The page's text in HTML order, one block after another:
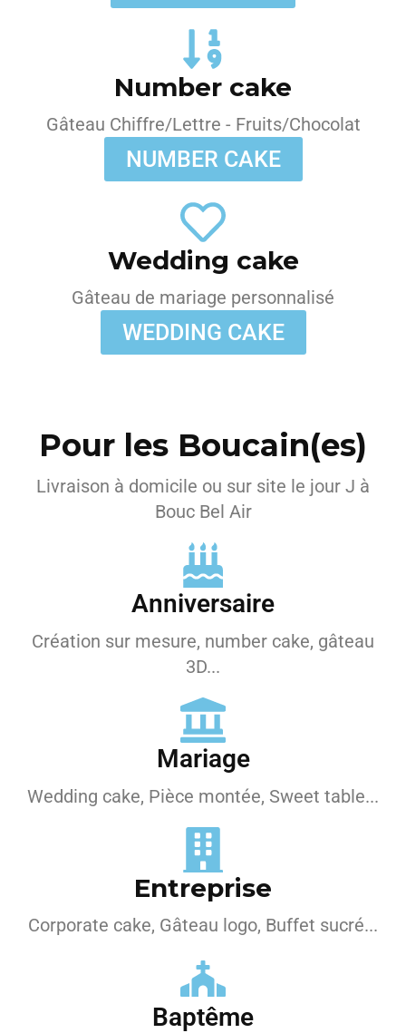
Number cake
Gâteau Chiffre/Lettre - Fruits/Chocolat
NUMBER CAKE
Wedding cake
Gâteau de mariage personnalisé
WEDDING CAKE
Pour les Boucain(es)
Livraison à domicile ou sur site le jour J à
Bouc Bel Air
Anniversaire
Création sur mesure, number cake, gâteau
3D...
Mariage
Wedding cake, Pièce montée, Sweet table...
Entreprise
Corporate cake, Gâteau logo, Buffet sucré...
Baptême